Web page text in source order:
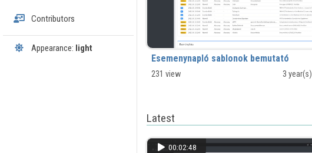
Contributors
Appearance: light
Esemenynapló sablonok bemutató
231 view 3
Latest
00:02:48